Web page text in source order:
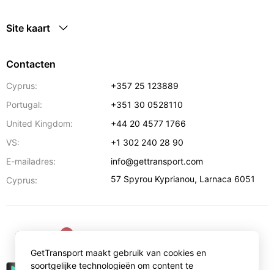
Site kaart
Contacten
Cyprus:
+357 25 123889
Portugal:
+351 30 0528110
United Kingdom:
+44 20 4577 1766
VS:
+1 302 240 28 90
E-mailadres:
info@gettransport.com
Cyprus:
57 Spyrou Kyprianou, Larnaca 6051
€
GetTransport maakt gebruik van cookies en
soortgelijke technologieën om content te